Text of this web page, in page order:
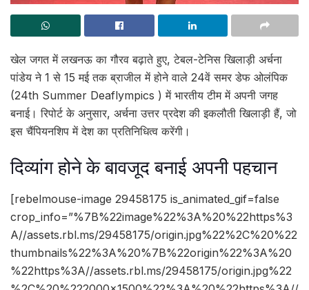
खेल जगत में लखनऊ का गौरव बढ़ाते हुए, टेबल-टेनिस खिलाड़ी अर्चना
पांडेय ने 1 से 15 मई तक ब्राजील में होने वाले 24वें समर डेफ ओलंपिक
(24th Summer Deaflympics ) में भारतीय टीम में अपनी जगह
बनाई। रिपोर्ट के अनुसार, अर्चना उत्तर प्रदेश की इकलौती खिलाड़ी हैं, जो
इस चैंपियनशिप में देश का प्रतिनिधित्व करेंगी।
दिव्यांग होने के बावजूद बनाई अपनी पहचान
[rebelmouse-image 29458175 is_animated_gif=false
crop_info=”%7B%22image%22%3A%20%22https%3
A//assets.rbl.ms/29458175/origin.jpg%22%2C%20%22
thumbnails%22%3A%20%7B%22origin%22%3A%20
%22https%3A//assets.rbl.ms/29458175/origin.jpg%22